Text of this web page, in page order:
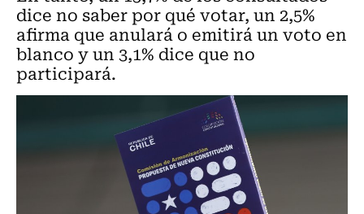
dice no saber por qué votar, un 2,5%
afirma que anulará o emitirá un voto en
blanco y un 3,1% dice que no
participará.